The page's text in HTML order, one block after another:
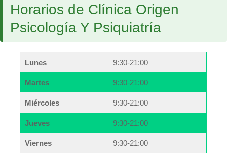
Horarios de Clínica Origen
Psicología Y Psiquiatría
Lunes 9:30-21:00
Martes 9:30-21:00
Miércoles 9:30-21:00
Jueves 9:30-21:00
Viernes 9:30-21:00